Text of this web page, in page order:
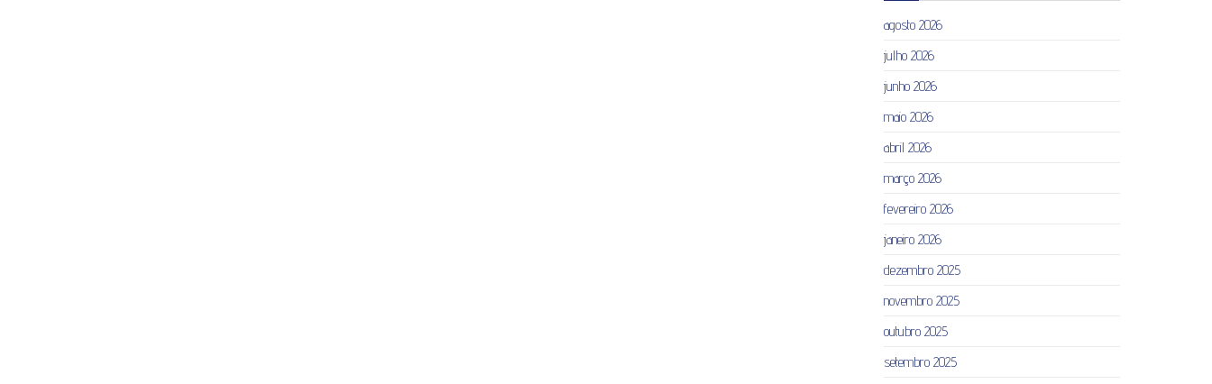
agosto 2026
julho 2026
junho 2026
maio 2026
abril 2026
março 2026
fevereiro 2026
janeiro 2026
dezembro 2025
novembro 2025
outubro 2025
setembro 2025